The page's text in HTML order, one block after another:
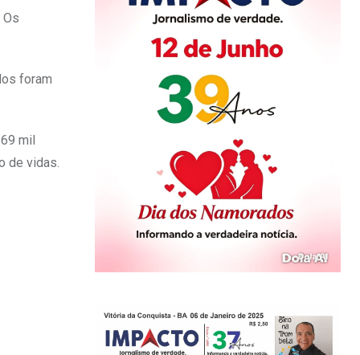
foram
mil
de vidas.